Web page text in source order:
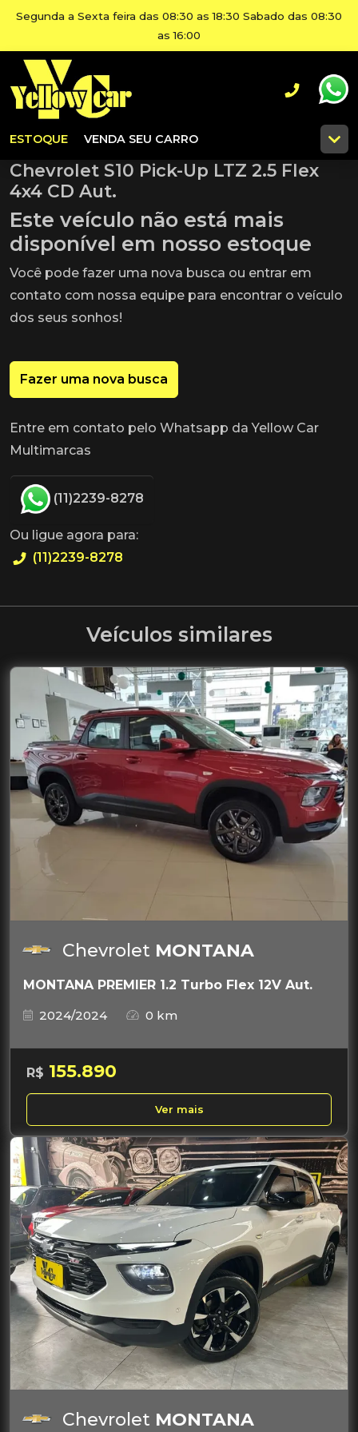
Segunda a Sexta feira das 08:30 as 18:30 Sabado das 08:30
as 16:00
ESTOQUE VENDA SEU CARRO
Chevrolet S10 Pick-Up LTZ 2.5 Flex
4x4 CD Aut.
Este veículo não está mais
disponível em nosso estoque
Você pode fazer uma nova busca ou entrar em
contato com nossa equipe para encontrar o veículo
dos seus sonhos!
Fazer uma nova busca
Entre em contato pelo Whatsapp da Yellow Car
Multimarcas
(11)2239-8278
Ou ligue agora para:
(11)2239-8278
Veículos similares
Chevrolet MONTANA
MONTANA PREMIER 1.2 Turbo Flex 12V Aut.
2024/2024
0 km
R$ 155.890
Ver mais
Chevrolet MONTANA